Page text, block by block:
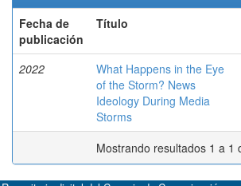
Fecha de
publicación
Título
2022
What Happens in the Eye
of the Storm? News
Ideology During Media
Storms
Mostrando resultados 1 a 1